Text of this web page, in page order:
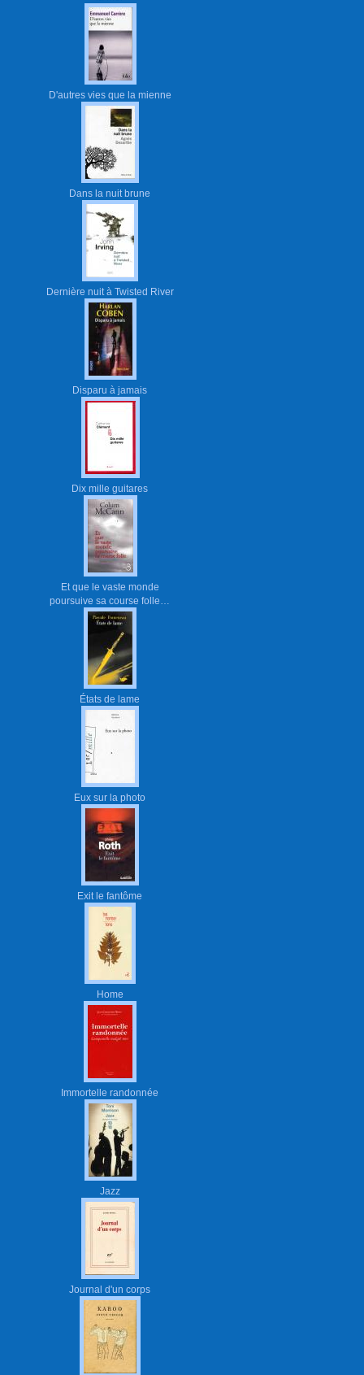
D'autres vies que la mienne
Dans la nuit brune
Dernière nuit à Twisted River
Disparu à jamais
Dix mille guitares
Et que le vaste monde
poursuive sa course folle…
États de lame
Eux sur la photo
Exit le fantôme
Home
Immortelle randonnée
Jazz
Journal d'un corps